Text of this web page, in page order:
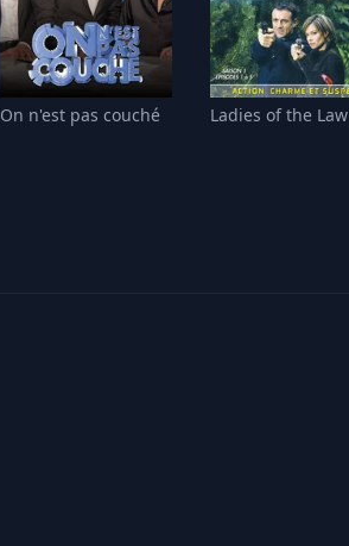
On n'est pas couché Ladies of the Law